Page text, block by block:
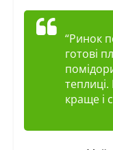
“Ринок
готові
краще і